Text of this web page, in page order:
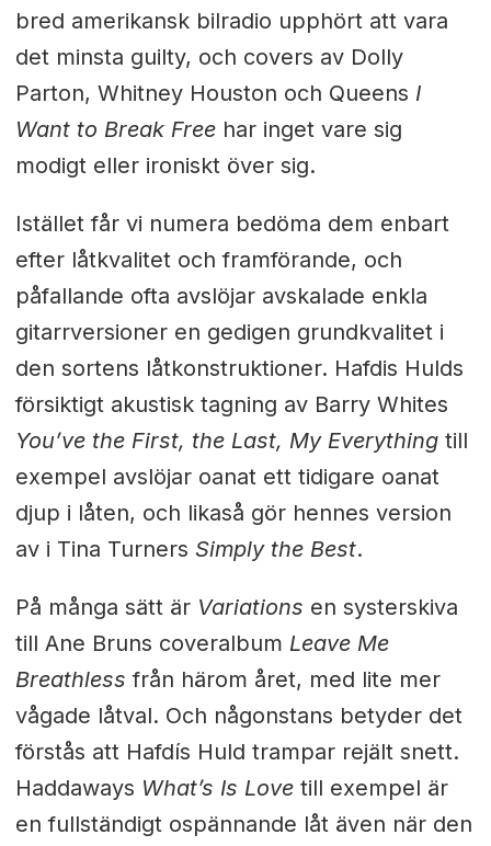
bred amerikansk bilradio upphört att vara
det minsta guilty, och covers av Dolly
Parton, Whitney Houston och Queens I
Want to Break Freehar inget vare sig
modigt eller ironiskt över sig.
Istället får vi numera bedöma dem enbart
efter låtkvalitet och framförande, och
påfallande ofta avslöjar avskalade enkla
gitarrversioner en gedigen grundkvalitet i
den sortens låtkonstruktioner. Hafdis Hulds
försiktigt akustisk tagning av Barry Whites
You’ve the First, the Last, My Everythingtill
exempel avslöjar oanat ett tidigare oanat
djup i låten, och likaså gör hennes version
av i Tina Turners Simply the Best.
På många sätt är Variations en systerskiva
till Ane Bruns coveralbum Leave Me
Breathless från härom året, med lite mer
vågade låtval. Och någonstans betyder det
förstås att Hafdís Huld trampar rejält snett.
Haddaways What’s Is Lovetill exempel är
en fullständigt ospännande låt även när den